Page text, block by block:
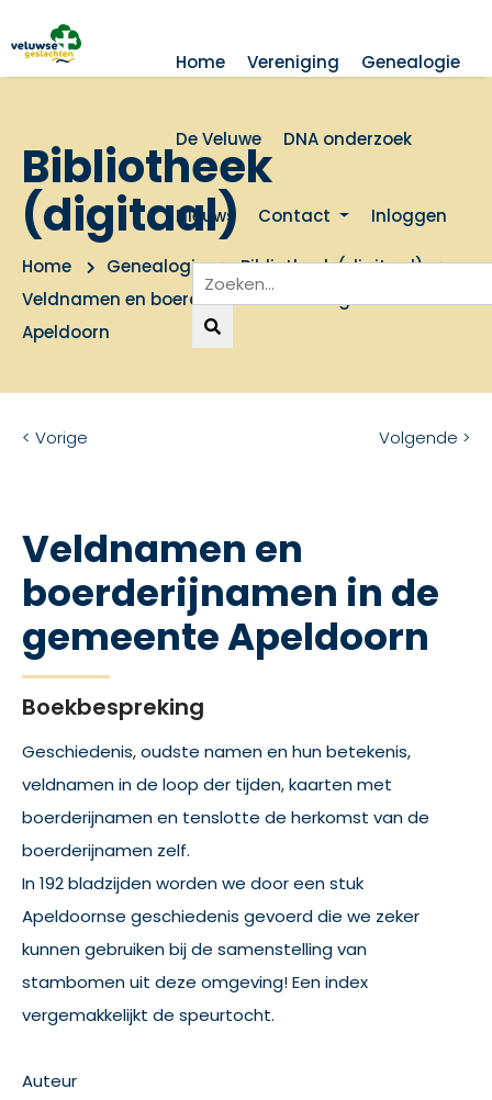
Home Vereniging Genealogie
De Veluwe DNA onderzoek
Nieuws Contact Inloggen
Bibliotheek
(digitaal)
Home Genealogie
Bibliotheek (digitaal)
Veldnamen en boerderijnamen in de gemeente
Apeldoorn
< Vorige Volgende >
Veldnamen en
boerderijnamen in de
gemeente Apeldoorn
Boekbespreking
Geschiedenis, oudste namen en hun betekenis,
veldnamen in de loop der tijden, kaarten met
boerderijnamen en tenslotte de herkomst van de
boerderijnamen zelf.
In 192 bladzijden worden we door een stuk
Apeldoornse geschiedenis gevoerd die we zeker
kunnen gebruiken bij de samenstelling van
stambomen uit deze omgeving! Een index
vergemakkelijkt de speurtocht.
Auteur